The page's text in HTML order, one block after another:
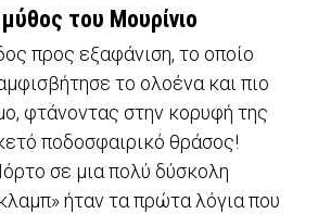
του Μουρίνιο
προς εξαφάνιση, το οποίο
το ολοένα και πιο
φτάνοντας στην κορυφή της
ποδοσφαιρικό θράσος!
σε μια πολύ δύσκολη
ήταν τα πρώτα λόγια που